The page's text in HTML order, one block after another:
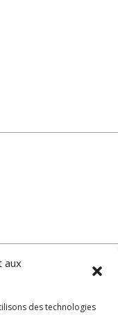
aux
des technologies